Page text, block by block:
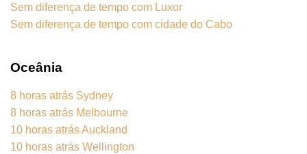
Sem diferença de tempo com Luxor
Sem diferença de tempo com cidade do Cabo
Oceânia
8 horas atrás Sydney
8 horas atrás Melbourne
10 horas atrás Auckland
10 horas atrás Wellington